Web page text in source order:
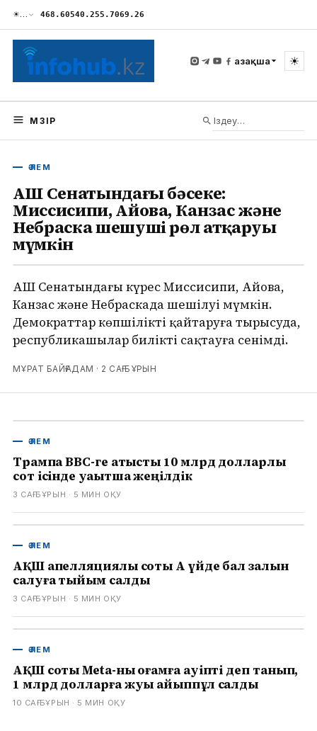
☀… 468.60540.255.7069.26
Қазақша ☀
МӘЗІР
ӘЛЕМ
АҚШ Сенатындағы бәсеке:
Миссисипи, Айова, Канзас және
Небраска шешуші рөл атқаруы
мүмкін
АҚШ Сенатындағы күрес Миссисипи, Айова,
Канзас және Небраскада шешілуі мүмкін.
Демократтар көпшілікті қайтаруға тырысуда,
республикашылар билікті сақтауға сенімді.
МҰРАТ БАЙҒАДАМ · 2 САҒ БҰРЫН
ӘЛЕМ
Трампқа BBC-ге қатысты 10 млрд долларлық
сот ісінде уақытша жеңілдік
3 САҒ БҰРЫН · 5 МИН ОҚУ
ӘЛЕМ
АҚШ апелляциялық соты Ақ үйде бал залын
салуға тыйым салды
3 САҒ БҰРЫН · 5 МИН ОҚУ
ӘЛЕМ
АҚШ соты Meta-ны қоғамға қауіпті деп танып,
1 млрд долларға жуық айыппұл салды
10 САҒ БҰРЫН · 5 МИН ОҚУ